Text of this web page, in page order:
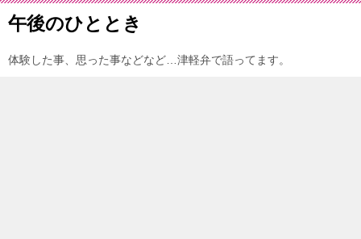
午後のひととき
体験した事、思った事などなど…津軽弁で語ってます。